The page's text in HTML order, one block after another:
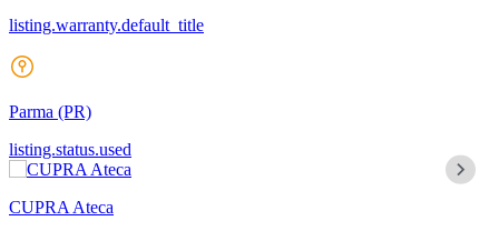
listing.warranty.default_title
Parma (PR)
listing.status.used
CUPRA Ateca